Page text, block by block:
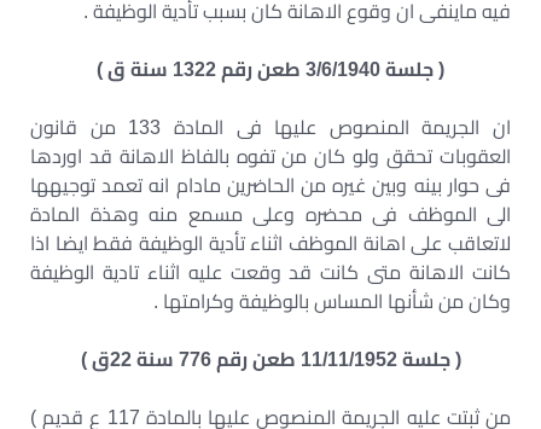
فيه ماينفى ان وقوع الاهانة كان بسبب تأدية الوظيفة .
( جلسة 3/6/1940 طعن رقم 1322 سنة ق )
ان الجريمة المنصوص عليها فى المادة 133 من قانون
العقوبات تحقق ولو كان من تفوه بالفاظ الاهانة قد اوردها
فى حوار بينه وبين غيره من الحاضرين مادام انه تعمد توجيهها
الى الموظف فى محضره وعلى مسمع منه وهذة المادة
لاتعاقب على اهانة الموظف اثناء تأدية الوظيفة فقط ايضا اذا
كانت الاهانة متى كانت قد وقعت عليه اثناء تادية الوظيفة
وكان من شأنها المساس بالوظيفة وكرامتها .
( جلسة 11/11/1952 طعن رقم 776 سنة 22ق )
من ثبتت عليه الجريمة المنصوص عليها بالمادة 117 ع قديم )